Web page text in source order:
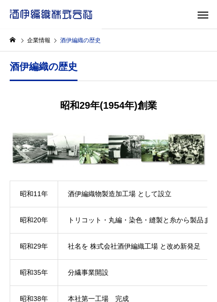
企業情報 酒伊編織の歴史
酒伊編織の歴史
昭和29年(1954年)創業
昭和11年 酒伊編織物製造加工場 として設立
昭和20年 トリコット・丸編・染色・縫製と糸から製品ま
昭和29年 社名を 株式会社酒伊編織工場 と改め新発足
昭和35年 分繊事業開設
昭和38年 本社第一工場 完成